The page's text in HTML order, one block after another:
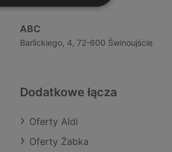
ABC
Barlickiego, 4, 72-600 Świnoujście
Dodatkowe łącza
Oferty Aldi
Oferty Żabka